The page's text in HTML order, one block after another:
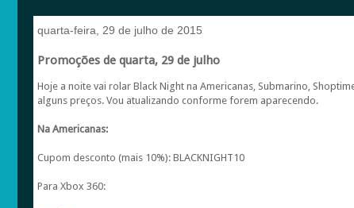
quarta-feira, 29 de julho de 2015
Promoções de quarta, 29 de julho
Hoje a noite vai rolar Black Night na Americanas, Submarino,
alguns preços. Vou atualizando conforme forem aparecendo.
Na Americanas:
Cupom desconto (mais 10%): BLACKNIGHT10
Para Xbox 360: